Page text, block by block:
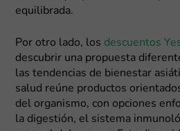
equilibrada.
Por otro lado, los descuentos
descubrir una propuesta
las tendencias de bienestar
salud reúne productos
del organismo, con opciones
la digestión, el sistema